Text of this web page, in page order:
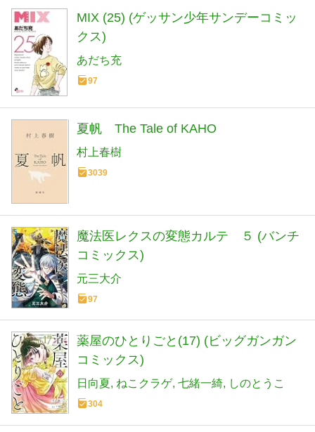
MIX (25) (ゲッサン少年サンデーコミッ
クス)
あだち充
97
夏帆 The Tale of KAHO
村上春樹
3039
魔法医レクスの変態カルテ ５ (バンチ
コミックス)
元三大介
97
薬屋のひとりごと(17) (ビッグガンガン
コミックス)
日向夏 ねこクラゲ 七緒一綺 しのとうこ
304